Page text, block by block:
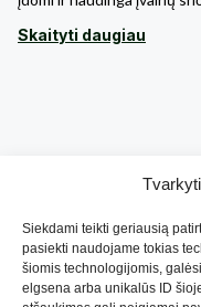
Siekdami teikti geriausią
pasiekti naudojame tokias
šiomis technologijomis,
elgsena arba unikalūs ID
Skaityti daugiau